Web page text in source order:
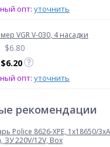
опт: уточнить
VGR V-030, 4 насадки
$6.80
$6.20
опт: уточнить
рекомендации
Police 8626-XPE, 1х18650/
ЗУ 220V/12V, Box